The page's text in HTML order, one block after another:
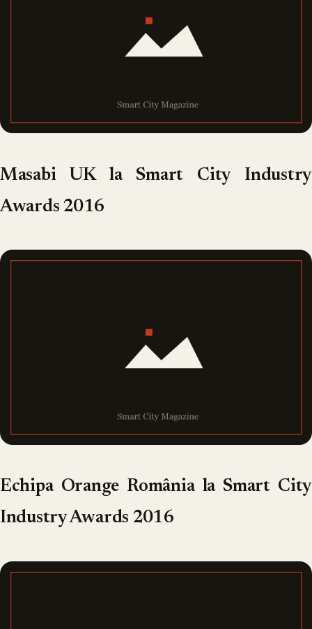
Masabi UK la Smart City Industry
Awards 2016
Echipa Orange România la Smart City
Industry Awards 2016